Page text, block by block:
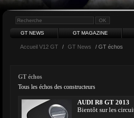
GT NEWS GT MAGAZINE
Accueil V12 GT / GT News / GT échos
GT échos
Tous les échos des constructeurs
AUDI R8 GT 2013
Bientôt sur les